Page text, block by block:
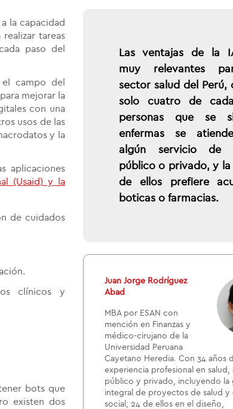
la capacidad
tareas
paso del
campo del
mejorar la
con una
usos de las
y la
aplicaciones
(Usaid) y la
de cuidados
clínicos y
bots que
existen dos
Las ventajas de la
muy relevantes
sector salud del Perú,
solo cuatro de
personas que se
enfermas se
algún servicio de
público o privado, y la
de ellos prefiere
boticas o farmacias.
Juan Jorge Rodríguez
Abad
MBA por ESAN con
mención en Finanzas y
médico-cirujano de la
Universidad Peruana
Cayetano Heredia. Con 34 años
experiencia profesional en salud,
público y privado, incluyendo la
integral de proyectos de salud y
social; 24 de ellos en el diseño,